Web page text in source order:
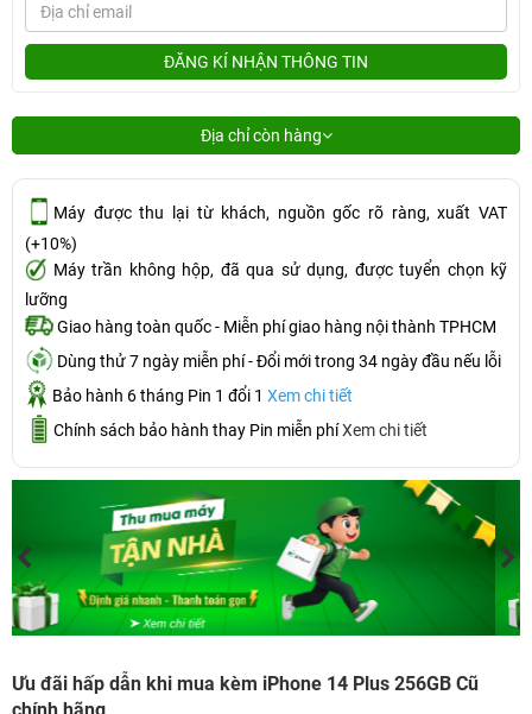
ĐĂNG KÍ NHẬN THÔNG TIN
Địa chỉ còn hàng
Máy được thu lại từ khách, nguồn gốc rõ ràng, xuất VAT
(+10%)
Máy trần không hộp, đã qua sử dụng, được tuyển chọn kỹ
lưỡng
Giao hàng toàn quốc - Miễn phí giao hàng nội thành TPHCM
Dùng thử 7 ngày miễn phí - Đổi mới trong 34 ngày đầu nếu lỗi
Bảo hành 6 tháng Pin 1 đổi 1 Xem chi tiết
Chính sách bảo hành thay Pin miễn phíXem chi tiết
Ưu đãi hấp dẫn khi mua kèm iPhone 14 Plus 256GB Cũ